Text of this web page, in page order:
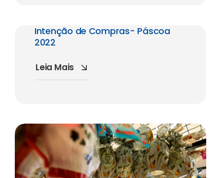
Intenção de Compras- Páscoa
2022
Leia Mais